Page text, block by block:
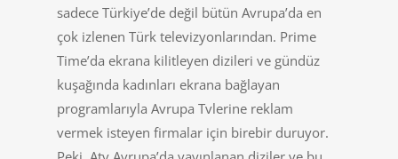
sadece Türkiye’de değil bütün Avrupa’da en
çok izlenen Türk televizyonlarından. Prime
Time’da ekrana kilitleyen dizileri ve gündüz
kuşağında kadınları ekrana bağlayan
programlarıyla Avrupa Tvlerine reklam
vermek isteyen firmalar için birebir duruyor.